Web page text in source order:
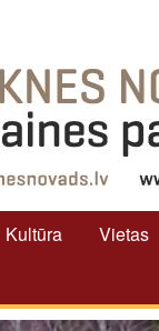
Kultūra
Vietas